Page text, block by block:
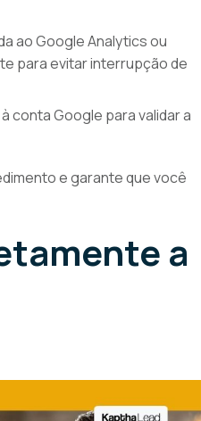
ao Google Analytics ou
para evitar interrupção de
conta Google para validar a
e garante que você
a